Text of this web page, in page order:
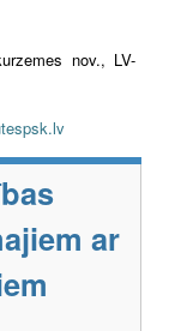
nov., LV-
ar